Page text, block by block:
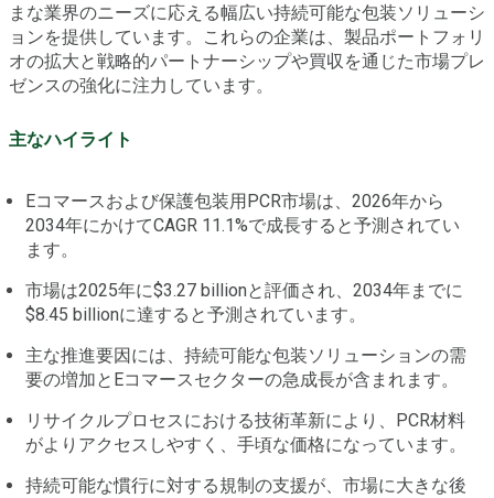
まな業界のニーズに応える幅広い持続可能な包装ソリューシ
ョンを提供しています。これらの企業は、製品ポートフォリ
オの拡大と戦略的パートナーシップや買収を通じた市場プレ
ゼンスの強化に注力しています。
主なハイライト
Eコマースおよび保護包装用PCR市場は、2026年から
2034年にかけてCAGR 11.1%で成長すると予測されてい
ます。
市場は2025年に$3.27 billionと評価され、2034年までに
$8.45 billionに達すると予測されています。
主な推進要因には、持続可能な包装ソリューションの需
要の増加とEコマースセクターの急成長が含まれます。
リサイクルプロセスにおける技術革新により、PCR材料
がよりアクセスしやすく、手頃な価格になっています。
持続可能な慣行に対する規制の支援が、市場に大きな後